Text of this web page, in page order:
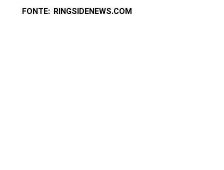
FONTE: RINGSIDENEWS.COM